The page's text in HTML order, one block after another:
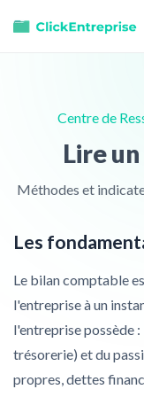
Centre de
Lire
Méthodes et
Les
Le bilan comptable
l'entreprise à un
l'entreprise possède
trésorerie) et du
propres, dettes